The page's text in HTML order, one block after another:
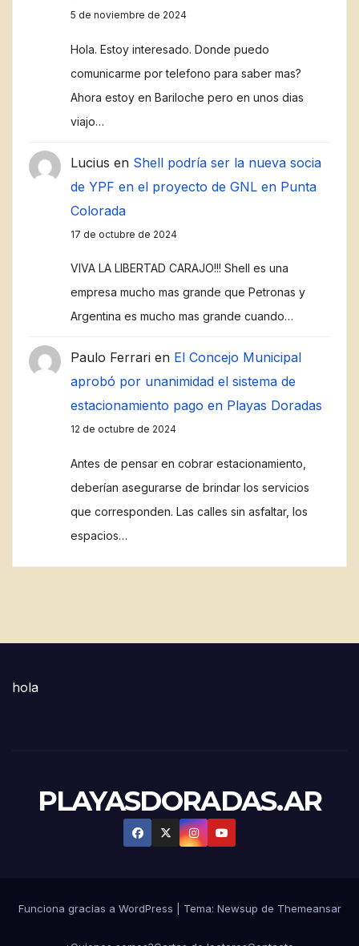
5 de noviembre de 2024
Hola. Estoy interesado. Donde puedo
comunicarme por telefono para saber mas?
Ahora estoy en Bariloche pero en unos dias
viajo…
Lucius en Shell podría ser la nueva socia
de YPF en el proyecto de GNL en Punta
Colorada
17 de octubre de 2024
VIVA LA LIBERTAD CARAJO!!! Shell es una
empresa mucho mas grande que Petronas y
Argentina es mucho mas grande cuando…
Paulo Ferrari en El Concejo Municipal
aprobó por unanimidad el sistema de
estacionamiento pago en Playas Doradas
12 de octubre de 2024
Antes de pensar en cobrar estacionamiento,
deberían asegurarse de brindar los servicios
que corresponden. Las calles sin asfaltar, los
espacios…
hola
PLAYASDORADAS.AR
Funciona gracias a WordPress Tema: Newsup de Themeansar